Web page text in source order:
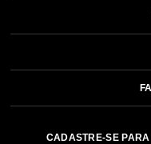
CADASTRE-SE